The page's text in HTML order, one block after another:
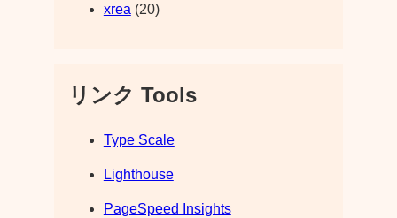
xrea (20)
リンク Tools
Type Scale
Lighthouse
PageSpeed Insights